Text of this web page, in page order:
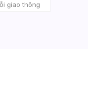
giao thông